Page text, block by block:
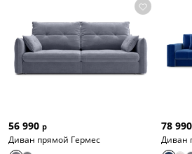
56 990 р
Диван прямой Гермес
78 990
Диван